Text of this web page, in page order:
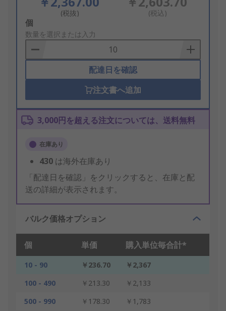
(税抜) (税込)
Add
to
Basket
個
数量を選択または入力
配達日を確認
注文書へ追加
3,000円を超える注文については、送料無料
在庫あり
430 は海外在庫あり
「配達日を確認」をクリックすると、在庫と配
送の詳細が表示されます。
バルク価格オプション
個 単価 購入単位毎合計*
10 - 90 ￥236.70
￥2,367
100 - 490
￥213.30
￥2,133
500 - 990
￥178.30
￥1,783